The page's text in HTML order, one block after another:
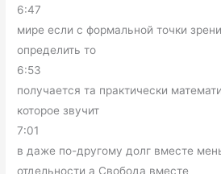
6:47
мире если с формальной точки
определить то
6:53
получается та практически
которое звучит
7:01
в даже по-другому долг вместе
отдельности а Свобода вместе